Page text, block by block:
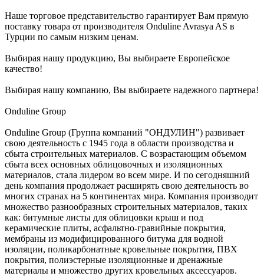
Наше торговое представительство гарантирует Вам прямую
поставку товара от производителя Onduline Avrasya AS в
Турции по самым низким ценам.
Выбирая нашу продукцию, Вы выбираете Европейское
качество!
Выбирая нашу компанию, Вы выбираете надежного партнера!
Onduline Group
Onduline Group (Группа компаний "ОНДУЛИН") развивает
свою деятельность с 1945 года в области производства и
сбыта строительных материалов. С возрастающим объемом
сбыта всех основных облицовочных и изоляционных
материалов, стала лидером во всем мире. И по сегодняшний
день компания продолжает расширять свою деятельность во
многих странах на 5 континентах мира. Компания производит
множество разнообразных строительных материалов, таких
как: битумные листы для облицовки крыш и под
керамические плиты, асфальтно-гравийные покрытия,
мембраны из модифицированного битума для водной
изоляции, поликарбонатные кровельные покрытия, ПВХ
покрытия, полиэстерные изоляционные и дренажные
материалы и множество других кровельных аксессуаров.